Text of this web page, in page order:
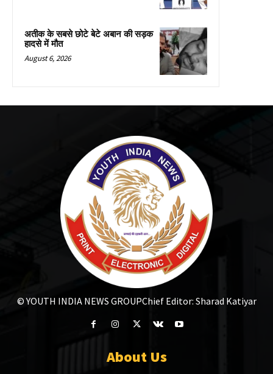
अतीक के सबसे छोटे बेटे अबान की सड़क
हादसे में मौत
August 6, 2026
© YOUTH INDIA NEWS GROUPChief Editor: Sharad Katiyar
About Us